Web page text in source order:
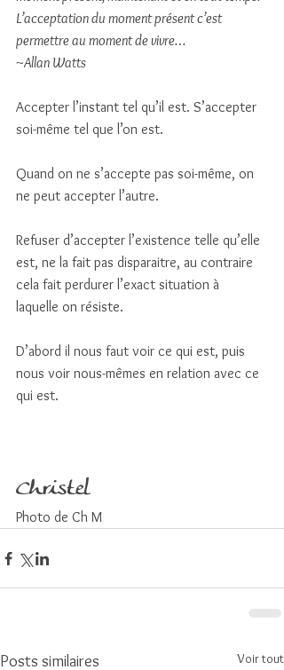
L’acceptation du moment présent c’est
permettre au moment de vivre…
~Allan Watts
Accepter l’instant tel qu’il est. S’accepter
soi-même tel que l’on est.
Quand on ne s’accepte pas soi-même, on
ne peut accepter l’autre.
Refuser d’accepter l’existence telle qu’elle
est, ne la fait pas disparaitre, au contraire
cela fait perdurer l’exact situation à
laquelle on résiste.
D’abord il nous faut voir ce qui est, puis
nous voir nous-mêmes en relation avec ce
qui est.
Christel
Photo de Ch M
Posts similaires Voir tout